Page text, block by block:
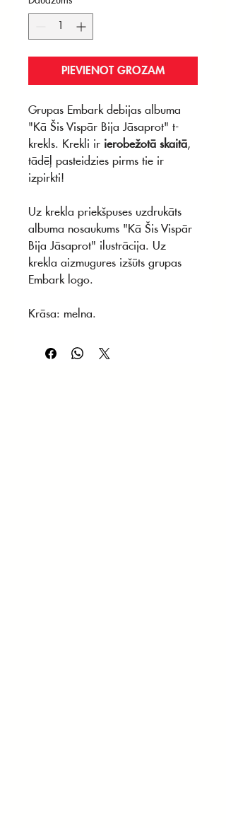
PIEVIENOT GROZAM
Grupas Embark debijas albuma
"Kā Šis Vispār Bija Jāsaprot" t-
krekls. Krekli ir ierobežotā skaitā,
tādēļ pasteidzies pirms tie ir
izpirkti!
Uz krekla priekšpuses uzdrukāts
albuma nosaukums "Kā Šis Vispār
Bija Jāsaprot" ilustrācija. Uz
krekla aizmugures izšūts grupas
Embark logo.
Krāsa: melna.